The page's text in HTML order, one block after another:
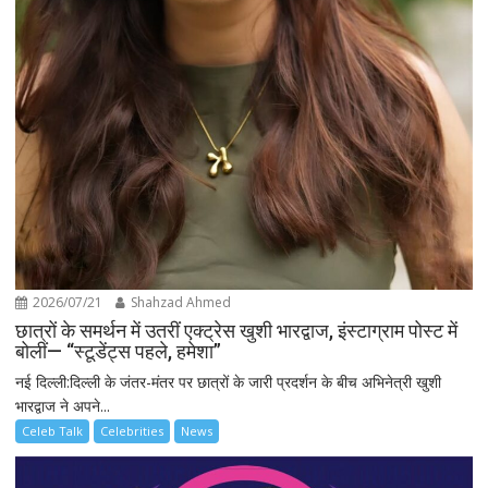
2026/07/21 Shahzad Ahmed
छात्रों के समर्थन में उतरीं एक्ट्रेस खुशी भारद्वाज, इंस्टाग्राम पोस्ट में
बोलीं— “स्टूडेंट्स पहले, हमेशा”
नई दिल्ली:दिल्ली के जंतर-मंतर पर छात्रों के जारी प्रदर्शन के बीच अभिनेत्री खुशी
भारद्वाज ने अपने...
Celeb Talk Celebrities News